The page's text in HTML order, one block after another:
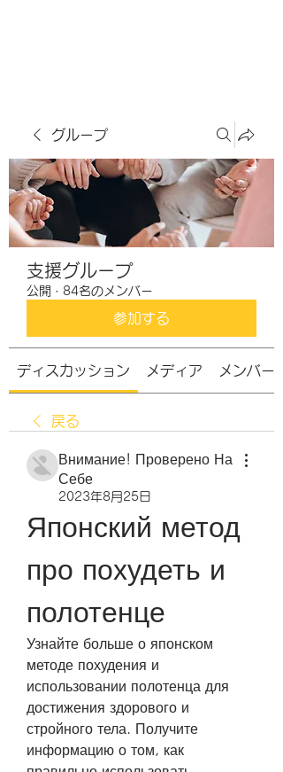
グループ
支援グループ
公開 · 84名のメンバー
参加する
ディスカッション メディア メンバー
戻る
Внимание! Проверено На
Себе
2023年8月25日
Японский метод
про похудеть и
полотенце
Узнайте больше о японском
методе похудения и
использовании полотенца для
достижения здорового и
стройного тела. Получите
информацию о том, как